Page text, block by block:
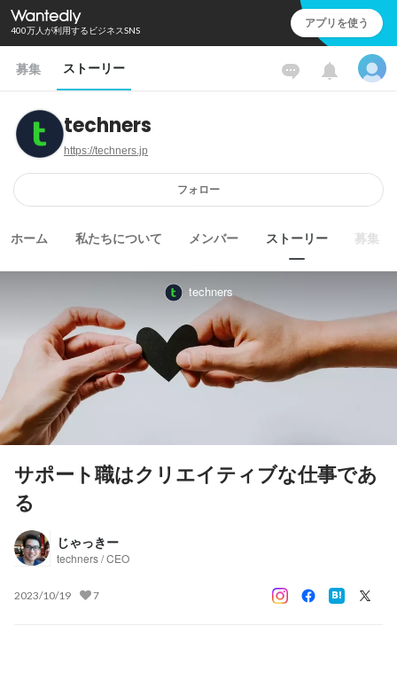
400万人が利用するビジネスSNS アプリを使う
募集 ストーリー
techners
https://techners.jp
フォロー
ホーム 私たちについて メンバー ストーリー 募集
techners
サポート職はクリエイティブな仕事であ
る
じゃっきー
techners / CEO
2023/10/19 7